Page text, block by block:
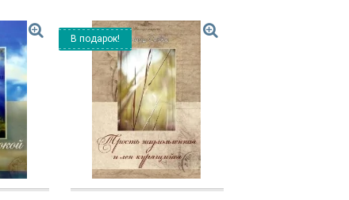
В подарок!